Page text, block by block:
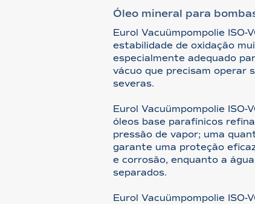
Óleo mineral para
Eurol Vacuümpompolie ISO-
estabilidade de oxidação
especialmente adequado
vácuo que precisam operar
severas.
Eurol Vacuümpompolie
óleos base parafínicos
pressão de vapor; uma
garante uma proteção
e corrosão, enquanto a
separados.
Eurol Vacuümpompolie